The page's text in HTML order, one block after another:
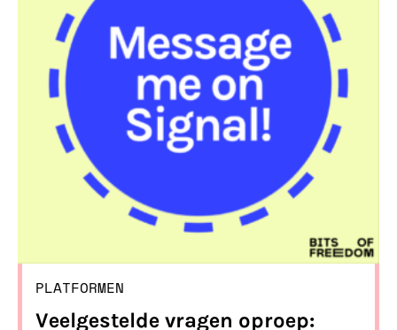
momentum om onafhankelijk te
worden van Big Tech en over te stappen
naar alternatieven. We doen dan ook
allereerst de oproep om over te stappen
van WhatsApp naar Signal.
PLATFORMEN
Veelgestelde vragen oproep: